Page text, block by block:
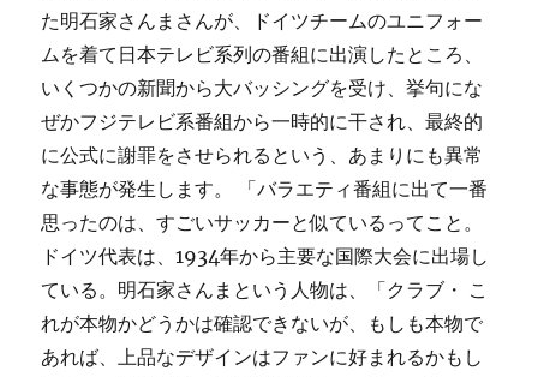
た明石家さんまさんが、ドイツチームのユニフォー
ムを着て日本テレビ系列の番組に出演したところ、
いくつかの新聞から大バッシングを受け、挙句にな
ぜかフジテレビ系番組から一時的に干され、最終的
に公式に謝罪をさせられるという、あまりにも異常
な事態が発生します。 「バラエティ番組に出て一番
思ったのは、すごいサッカーと似ているってこと。
ドイツ代表は、1934年から主要な国際大会に出場し
ている。明石家さんまという人物は、「クラブ・ こ
れが本物かどうかは確認できないが、もしも本物で
あれば、上品なデザインはファンに好まれるかもし